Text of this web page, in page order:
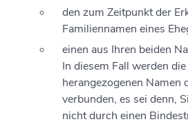
den zum Zeitpunkt der
Familiennamen eines
einen aus Ihren beiden
In diesem Fall werden
herangezogenen Namen
verbunden, es sei denn,
nicht durch einen